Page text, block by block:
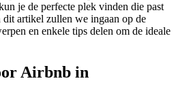
je de perfecte plek vinden die past
artikel zullen we ingaan op de
en enkele tips delen om de ideale
Airbnb in